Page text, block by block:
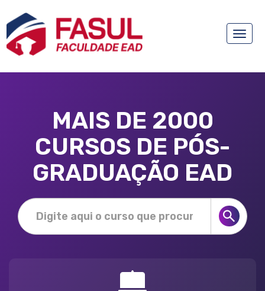
Toggle
MAIS DE 2000
CURSOS DE PÓS-
GRADUAÇÃO EAD